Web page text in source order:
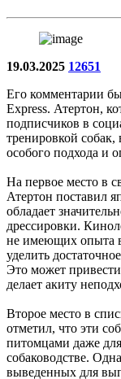
19.03.2025 12651
Его комментарии
Express. Атертон,
подписчиков в
тренировкой
особого подхода и
На первое место в
Атертон поставил
обладает
дрессировки.
не имеющих опыта
уделить
Это может
делает акиту
Второе место в
отметил, что эти
питомцами даже для
собаководстве.
выведенных для